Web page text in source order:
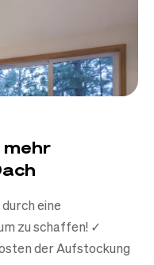
eine
zu schaffen! ✓
der Aufstockung